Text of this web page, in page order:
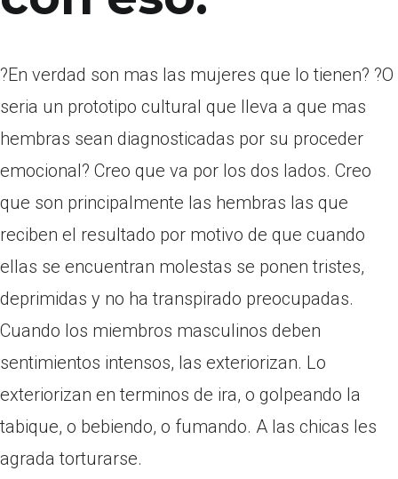
?En verdad son mas las mujeres que lo tienen? ?O
seri­a un prototipo cultural que lleva a que mas
hembras sean diagnosticadas por su proceder
emocional? Creo que va por los dos lados. Creo
que son principalmente las hembras las que
reciben el resultado por motivo de que cuando
ellas se encuentran molestas se ponen tristes,
deprimidas y no ha transpirado preocupadas.
Cuando los miembros masculinos deben
sentimientos intensos, las exteriorizan. Lo
exteriorizan en terminos de ira, o golpeando la
tabique, o bebiendo, o fumando. A las chicas les
agrada torturarse.